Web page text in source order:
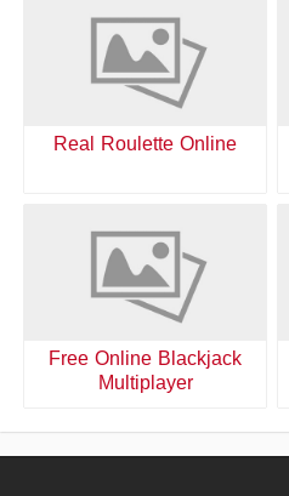
Real Roulette Online
Free Online Blackjack
Multiplayer